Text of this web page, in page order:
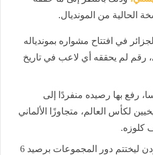
الحالية من المونديال.
في افتتاح مشواره بموندياله
رقم لم يحققه أي لاعب في تاريخ
رفع بها رصيده منفردًا إلى
لكأس العالم، متجاوزًا الألماني
كلوزه.
هدف حاسم أمام الأردن ليختتم دور المجموعات برصيد 6